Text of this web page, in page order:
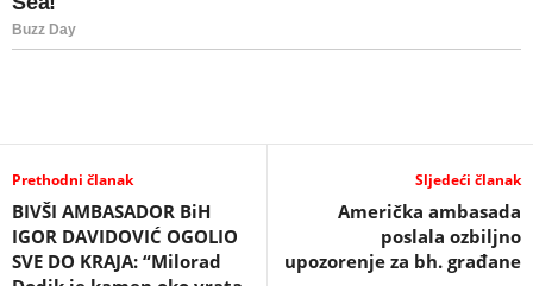
Prethodni članak
BIVŠI AMBASADOR BiH
IGOR DAVIDOVIĆ OGOLIO
SVE DO KRAJA: “Milorad
Sljedeći članak
Američka ambasada
poslala ozbiljno
upozorenje za bh. građane